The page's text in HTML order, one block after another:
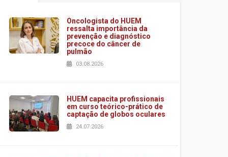
Oncologista do HUEM
ressalta importância da
prevenção e diagnóstico
precoce do câncer de
pulmão
03.08.2026
HUEM capacita profissionais
em curso teórico-prático de
captação de globos oculares
24.07.2026